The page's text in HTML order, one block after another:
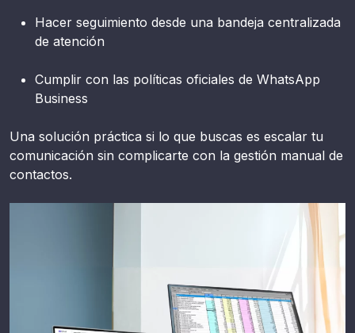
Hacer seguimiento desde una bandeja centralizada
de atención
Cumplir con las políticas oficiales de WhatsApp
Business
Una solución práctica si lo que buscas es escalar tu
comunicación sin complicarte con la gestión manual de
contactos.